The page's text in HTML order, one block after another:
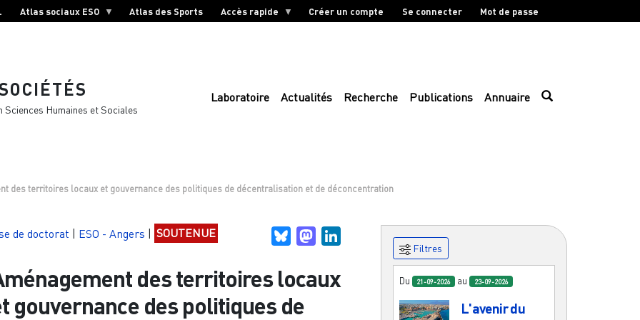
Atlas sociaux ESO Atlas des Sports Accès rapide Créer un compte Se connecter Mot de passe
Humaines et Sociales
Laboratoire Actualités Recherche Publications Annuaire
des territoires locaux et gouvernance des politiques de décentralisation et de déconcentration
de doctorat | ESO - Angers | SOUTENUE BlueskyMastodon
des territoires locaux
gouvernance des politiques de
Filtres
Du 21-09-2026 au 23-09-2026
L'avenir du